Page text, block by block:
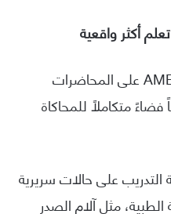
أكثر واقعية
لا يقتصر معرض AMECHO 2026 على المحاضرات
فضاءً متكاملاً للمحاكاة
التدريب على حالات سريرية
مثل آلام الصدر